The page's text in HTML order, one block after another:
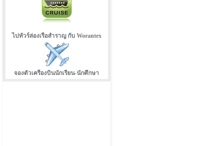
ไปทัวร์ล่องเรือสำราญ กับ Worantex
จองตัวเครืองบินนักเรียน-นักศึกษา